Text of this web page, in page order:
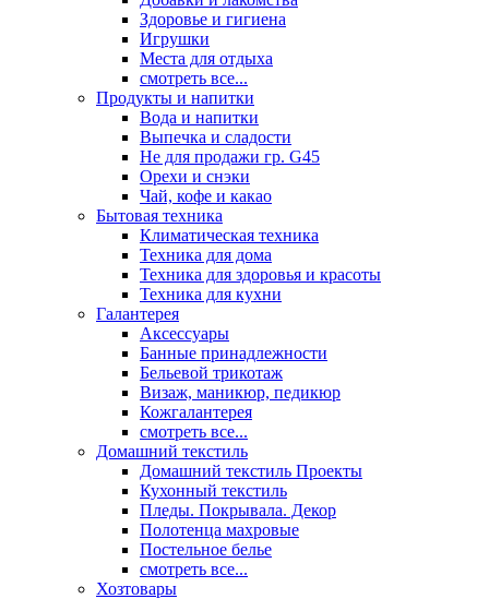
Здоровье и гигиена
Игрушки
Места для отдыха
смотреть все...
Продукты и напитки
Вода и напитки
Выпечка и сладости
Не для продажи гр. G45
Орехи и снэки
Чай, кофе и какао
Бытовая техника
Климатическая техника
Техника для дома
Техника для здоровья и красоты
Техника для кухни
Галантерея
Аксессуары
Банные принадлежности
Бельевой трикотаж
Визаж, маникюр, педикюр
Кожгалантерея
смотреть все...
Домашний текстиль
Домашний текстиль Проекты
Кухонный текстиль
Пледы. Покрывала. Декор
Полотенца махровые
Постельное белье
смотреть все...
Хозтовары